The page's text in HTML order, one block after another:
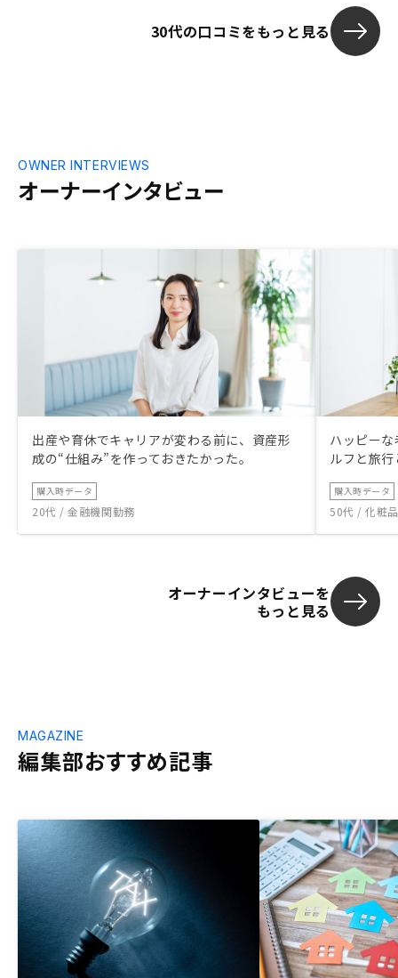
きるとより良いと思います。 また確定申
30代の口コミをもっと見る
オーナーインタビュー
OWNER INTERVIEWS
出産や育休でキャリアが変わる前に、資産形
成の“仕組み”を作っておきたかった。
購入時データ
20代 / 金融機関勤務
ハッピー
ルフと旅
購入時データ
50代 / 化粧
オーナーインタビューを
もっと見る
編集部おすすめ記事
MAGAZINE